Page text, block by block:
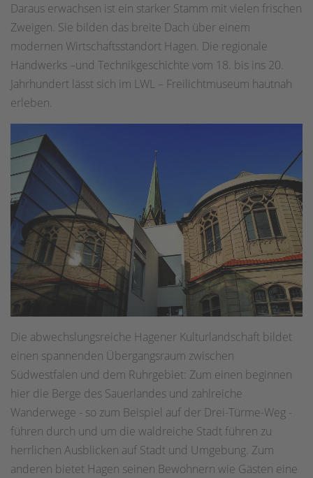
Daraus erwachsen ist ein starker Stamm mit vielen frischen
Zweigen. Sie bilden das breite Dach über einem
modernen Wirtschaftsstandort Hagen. Die regionale
Handwerks –und Technikgeschichte vom 18. bis ins 20.
Jahrhundert lässt sich im LWL – Freilichtmuseum hautnah
erleben.
Die abwechslungsreiche Hagener Kulturlandschaft bildet
einen spannenden Übergangsraum zwischen
Südwestfalen und dem Ruhrgebiet: Zum einen beginnen
hier die Berge des Sauerlandes und zahlreiche
Wanderwege - so zum Beispiel auf der Drei-Türme-Weg -
führen durch und um die waldreiche Stadt führen zu
herrlichen Ausblicken auf Stadt und Umgebung. Zum
anderen bietet Hagen seinen Bewohnern wie Gästen eine